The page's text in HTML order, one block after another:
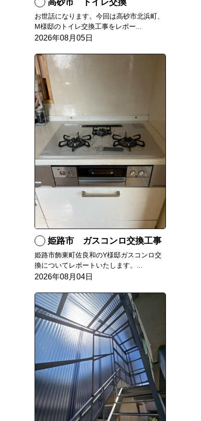
お世話になります。今回は高砂市北浜町、
M様邸のトイレ交換工事をレポー...
2026年08月05日
姫路市 ガスコンロ交換工事
姫路市飾東町佐良和のY様邸ガスコンロ交
換についてレポートいたします。...
2026年08月04日